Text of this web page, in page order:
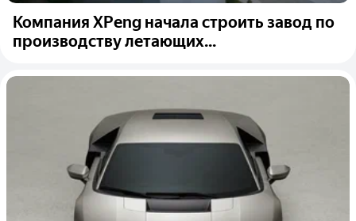
Компания XPeng начала строить завод по
производству летающих...